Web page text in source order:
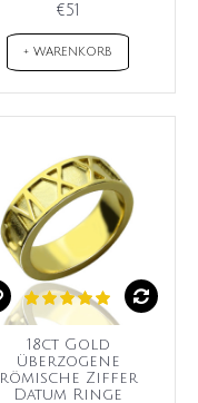
€51
+ WARENKORB
18ct Gold
überzogene
römische Ziffer
Datum Ringe